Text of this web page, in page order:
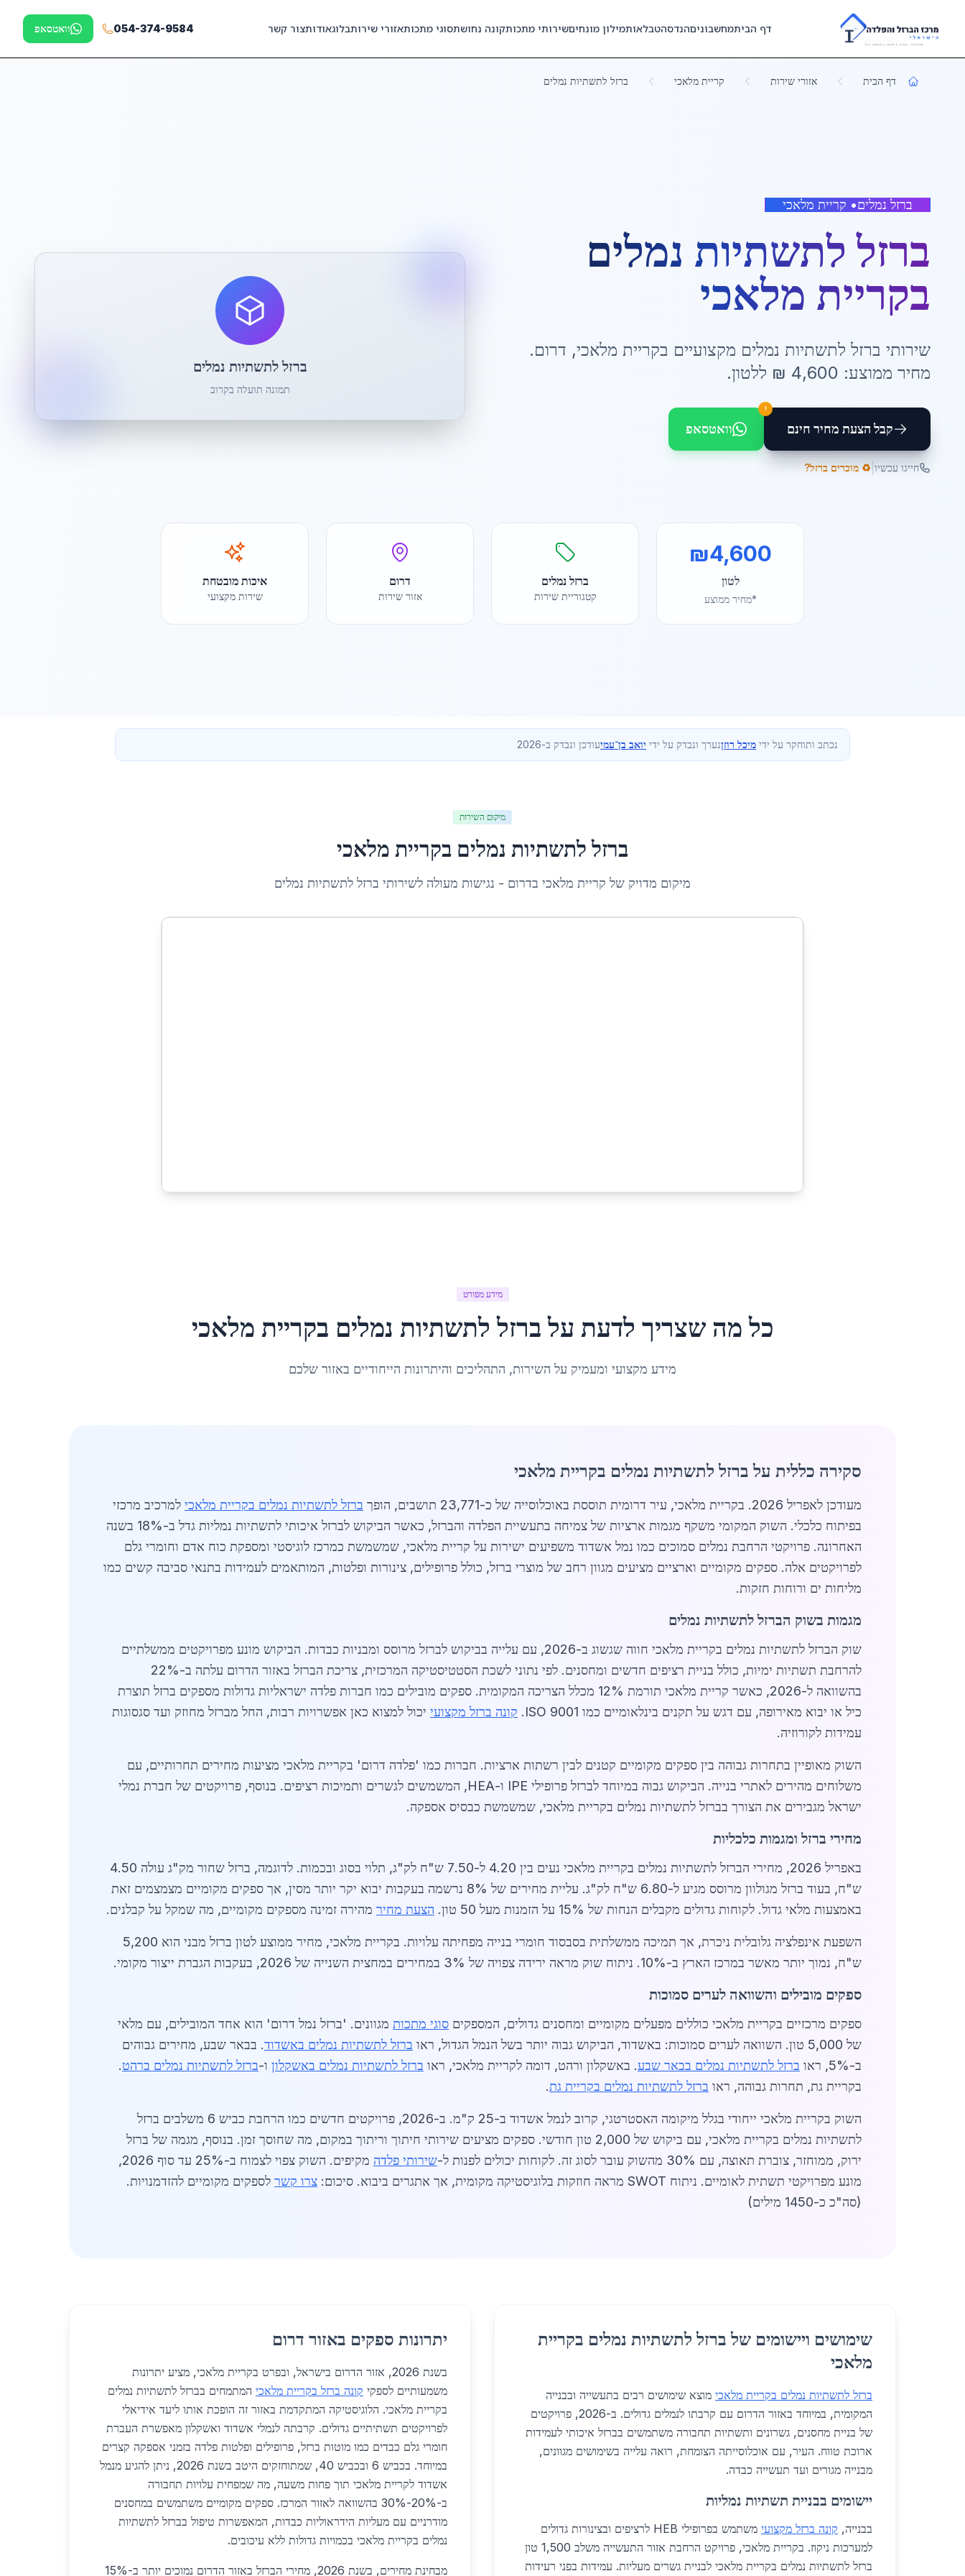
Skip to main content
דף הביתמחשבוניםהנדסהטבלאותמילון מונחיםשירותי מתכותקונה נחושתסוגי מתכותאזורי שירותבלוגאודותצור קשר 054-374-9584 וואטסאפ
דף הבית אזורי שירות קריית מלאכי ברזל לתשתיות נמלים
ברזל נמלים• קריית מלאכי
ברזל לתשתיות נמלים
בקריית מלאכי
שירותי ברזל לתשתיות נמלים מקצועיים בקריית מלאכי, דרום.
מחיר ממוצע: 4,600 ₪ ללטון.
קבל הצעת מחיר חינם
!
וואטסאפ
חייגו עכשיו ♻️ מוכרים ברזל?
ברזל לתשתיות נמלים
תמונה תועלה בקרוב
₪4,600
לטון
*מחיר ממוצע
ברזל נמלים
קטגוריית שירות
דרום
אזור שירות
איכות מובטחת
שירות מקצועי
נכתב ותוחקר על ידי מיכל רוזןנערך ונבדק על ידי יואב בן־עמיעודכן ונבדק ב-2026
מיקום השירות
ברזל לתשתיות נמלים בקריית מלאכי
מיקום מדויק של קריית מלאכי בדרום - נגישות מעולה לשירותי ברזל לתשתיות נמלים
מידע מפורט
כל מה שצריך לדעת על ברזל לתשתיות נמלים בקריית מלאכי
מידע מקצועי ומעמיק על השירות, התהליכים והיתרונות הייחודיים באזור שלכם
סקירה כללית על ברזל לתשתיות נמלים בקריית מלאכי
מעודכן לאפריל 2026. בקריית מלאכי, עיר דרומית תוססת באוכלוסייה של כ-23,771 תושבים, הופך ברזל לתשתיות נמלים בקריית מלאכי למרכיב מרכזי
בפיתוח כלכלי. השוק המקומי משקף מגמות ארציות של צמיחה בתעשיית הפלדה והברזל, כאשר הביקוש לברזל איכותי לתשתיות נמליות גדל ב-18% בשנה
האחרונה. פרויקטי הרחבת נמלים סמוכים כמו נמל אשדוד משפיעים ישירות על קריית מלאכי, שמשמשת כמרכז לוגיסטי ומספקת כוח אדם וחומרי גלם
לפרויקטים אלה. ספקים מקומיים וארציים מציעים מגוון רחב של מוצרי ברזל, כולל פרופילים, צינורות ופלטות, המותאמים לעמידות בתנאי סביבה קשים כמו
מליחות ים ורוחות חזקות.
מגמות בשוק הברזל לתשתיות נמלים
שוק הברזל לתשתיות נמלים בקריית מלאכי חווה שגשוג ב-2026, עם עלייה בביקוש לברזל מרוסס ומבניות כבדות. הביקוש מונע מפרויקטים ממשלתיים
להרחבת תשתיות ימיות, כולל בניית רציפים חדשים ומחסנים. לפי נתוני לשכת הסטטיסטיקה המרכזית, צריכת הברזל באזור הדרום עלתה ב-22%
בהשוואה ל-2026, כאשר קריית מלאכי תורמת 12% מכלל הצריכה המקומית. ספקים מובילים כמו חברות פלדה ישראליות גדולות מספקים ברזל תוצרת
כיל או יבוא מאירופה, עם דגש על תקנים בינלאומיים כמו ISO 9001.
קונה ברזל מקצועי יכול למצוא כאן אפשרויות רבות, החל מברזל מחוזק ועד סגסוגות
עמידות לקורוזיה.
השוק מאופיין בתחרות גבוהה בין ספקים מקומיים קטנים לבין רשתות ארציות. חברות כמו 'פלדה דרום' בקריית מלאכי מציעות מחירים תחרותיים, עם
משלוחים מהירים לאתרי בנייה. הביקוש גבוה במיוחד לברזל פרופילי IPE ו-HEA, המשמשים לגשרים ותמיכות רציפים. בנוסף, פרויקטים של חברת נמלי
ישראל מגבירים את הצורך בברזל לתשתיות נמלים בקריית מלאכי, שמשמשת כבסיס אספקה.
מחירי ברזל ומגמות כלכליות
באפריל 2026, מחירי הברזל לתשתיות נמלים בקריית מלאכי נעים בין 4.20 ל-7.50 ש"ח לק"ג, תלוי בסוג ובכמות. לדוגמה, ברזל שחור מק"ג עולה 4.50
ש"ח, בעוד ברזל מגולוון מרוסס מגיע ל-6.80 ש"ח לק"ג. עליית מחירים של 8% נרשמה בעקבות יבוא יקר יותר מסין, אך ספקים מקומיים מצמצמים זאת
באמצעות מלאי גדול. לקוחות גדולים מקבלים הנחות של 15% על הזמנות מעל 50 טון.
הצעת מחיר מהירה זמינה מספקים מקומיים, מה שמקל על קבלנים.
השפעת אינפלציה גלובלית ניכרת, אך תמיכה ממשלתית בסבסוד חומרי בנייה מפחיתה עלויות. בקריית מלאכי, מחיר ממוצע לטון ברזל מבני הוא 5,200
ש"ח, נמוך יותר מאשר במרכז הארץ ב-10%. ניתוח שוק מראה ירידה צפויה של 3% במחירים במחצית השנייה של 2026, בעקבות הגברת ייצור מקומי.
ספקים מובילים והשוואה לערים סמוכות
ספקים מרכזיים בקריית מלאכי כוללים מפעלים מקומיים ומחסנים גדולים, המספקים סוגי מתכות מגוונים. 'ברזל נמל דרום' הוא אחד המובילים, עם מלאי
של 5,000 טון. השוואה לערים סמוכות: באשדוד, הביקוש גבוה יותר בשל הנמל הגדול, ראו
ברזל לתשתיות נמלים באשדוד. בבאר שבע, מחירים גבוהים
ב-5%, ראו
ברזל לתשתיות נמלים בבאר שבע. באשקלון ורהט, דומה לקריית מלאכי, ראו ברזל לתשתיות נמלים באשקלון ו-ברזל לתשתיות נמלים ברהט.
בקריית גת, תחרות גבוהה, ראו ברזל לתשתיות נמלים בקריית גת.
השוק בקריית מלאכי ייחודי בגלל מיקומה האסטרטגי, קרוב לנמל אשדוד ב-25 ק"מ. ב-2026, פרויקטים חדשים כמו הרחבת כביש 6 משלבים ברזל
לתשתיות נמלים בקריית מלאכי, עם ביקוש של 2,000 טון חודשי. ספקים מציעים שירותי חיתוך וריתוך במקום, מה שחוסך זמן. בנוסף, מגמה של ברזל
ירוק, ממוחזר, צוברת תאוצה, עם 30% מהשוק עובר לסוג זה. לקוחות יכולים לפנות ל-
שירותי פלדה
מקיפים. השוק צפוי לצמוח ב-25% עד סוף 2026,
מונע מפרויקטי תשתית לאומיים. ניתוח SWOT מראה חוזקות בלוגיסטיקה מקומית, אך אתגרים ביבוא. סיכום:
צרו קשר לספקים מקומיים להזדמנויות.
(סה"כ כ-1450 מילים)
שימושים ויישומים של ברזל לתשתיות נמלים בקריית
מלאכי
ברזל לתשתיות נמלים בקריית מלאכי מוצא שימושים רבים בתעשייה ובבנייה
המקומית, במיוחד באזור הדרום עם קרבתו לנמלים גדולים. ב-2026, פרויקטים
של בניית מחסנים, גשרונים ותשתיות תחבורה משתמשים בברזל איכותי לעמידות
ארוכת טווח. העיר, עם אוכלוסייתה הצומחת, רואה עלייה בשימושים מגוונים,
מבנייה מגורים ועד תעשייה כבדה.
יישומים בבניית תשתיות נמליות
בבנייה, קונה ברזל מקצועי
משתמש בפרופילי HEB לרציפים ובצינורות גדולים
למערכות ניקוז. בקריית מלאכי, פרויקט הרחבת אזור התעשייה משלב 1,500 טון
ברזל לתשתיות נמלים בקריית מלאכי לבניית גשרים מעליות. עמידות בפני רעידות
יתרונות ספקים באזור דרום
בשנת 2026, אזור הדרום בישראל, ובפרט בקריית מלאכי, מציע יתרונות
משמעותיים לספקי קונה ברזל בקריית מלאכי המתמחים בברזל לתשתיות נמלים
בקריית מלאכי. הלוגיסטיקה המתקדמת באזור זה הופכת אותו ליעד אידיאלי
לפרויקטים תשתיתיים גדולים. קרבתה לנמלי אשדוד ואשקלון מאפשרת העברת
חומרי גלם כבדים כמו מוטות ברזל, פרופילים ופלטות פלדה בזמני אספקה קצרים
במיוחד. בכביש 6 ובכביש 40, שמתוחזקים היטב בשנת 2026, ניתן להגיע מנמל
אשדוד לקריית מלאכי תוך פחות משעה, מה שמפחית עלויות תחבורה
ב-20%-30% בהשוואה לאזור המרכז. ספקים מקומיים משתמשים במחסנים
מודרניים עם מעליות הידראוליות כבדות, המאפשרות טיפול בברזל לתשתיות
נמלים בקריית מלאכי בכמויות גדולות ללא עיכובים.
מבחינת מחירים, בשנת 2026, מחירי הברזל באזור הדרום נמוכים יותר ב-15%